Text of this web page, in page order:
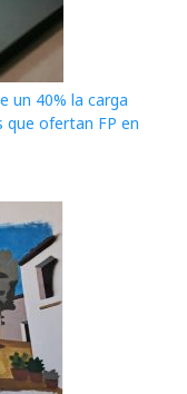
un 40% la carga
ofertan FP en